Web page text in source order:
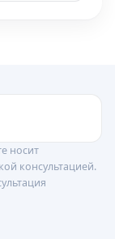
носит
консультацией.